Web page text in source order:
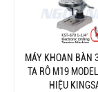
MÁY KHOAN BÀN
TA RÔ M19
HIỆU